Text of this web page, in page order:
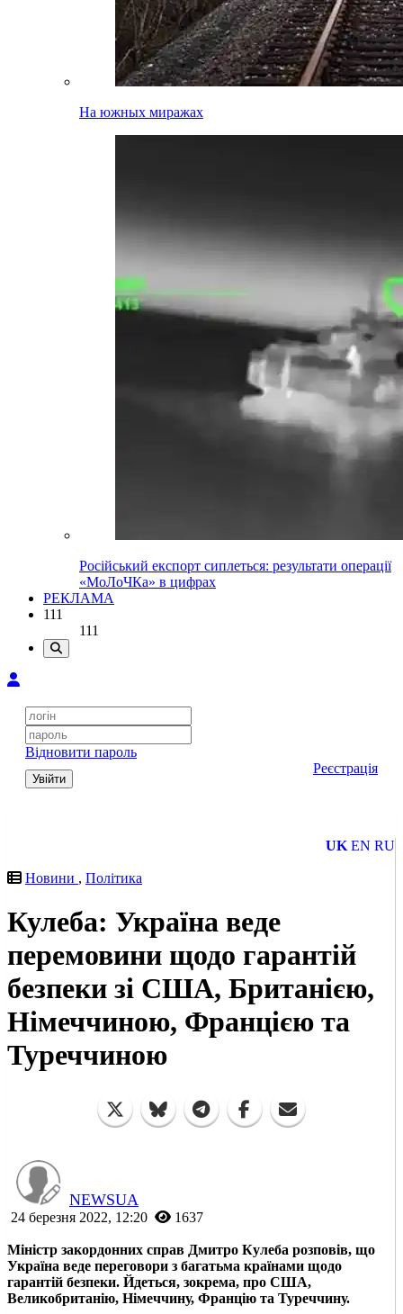
На южных миражах
Російський експорт сиплеться: результати операції
«МоЛоЧКа» в цифрах
РЕКЛАМА
111
111
Відновити пароль
Увійти
Реєстрація
UK EN RU
Новини , Політика
Кулеба: Україна веде
перемовини щодо гарантій
безпеки зі США, Британією,
Німеччиною, Францією та
Туреччиною
NEWSUA
24 березня 2022, 12:20 1637
Міністр закордонних справ Дмитро Кулеба розповів, що
Україна веде переговори з багатьма країнами щодо
гарантій безпеки. Йдеться, зокрема, про США,
Великобританію, Німеччину, Францію та Туреччину.